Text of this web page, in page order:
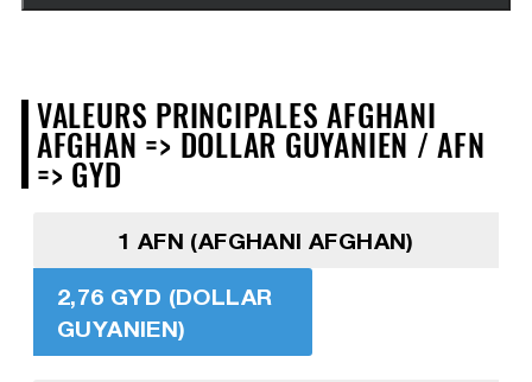
VALEURS PRINCIPALES AFGHANI
AFGHAN => DOLLAR GUYANIEN / AFN
=> GYD
1 AFN (AFGHANI AFGHAN)
2,76 GYD (DOLLAR
GUYANIEN)